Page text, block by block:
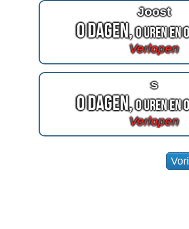
Joost
0 Dagen,0 Uren en
Verlopen
s
0 Dagen,0 Uren en
Verlopen